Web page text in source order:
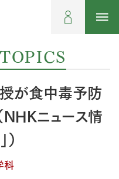
が食中毒予防
NHKニュース情
科